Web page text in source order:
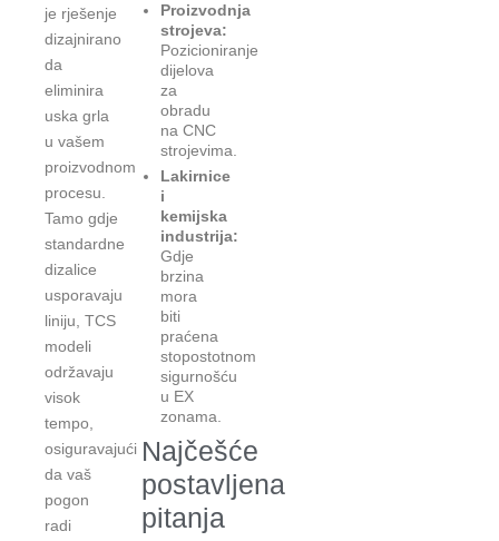
je rješenje
dizajnirano
da
eliminira
uska grla
u vašem
proizvodnom
procesu.
Tamo gdje
standardne
dizalice
usporavaju
liniju, TCS
modeli
održavaju
visok
tempo,
osiguravajući
da vaš
pogon
radi
Proizvodnja
strojeva:
Pozicioniranje
dijelova
za
obradu
na CNC
strojevima.
Lakirnice
i
kemijska
industrija:
Gdje
brzina
mora
biti
praćena
stopostotnom
sigurnošću
u EX
zonama.
Najčešće
postavljena
pitanja